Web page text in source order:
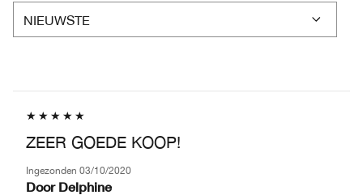
ZEER GOEDE KOOP!
Ingezonden 03/10/2020
Door Delphine